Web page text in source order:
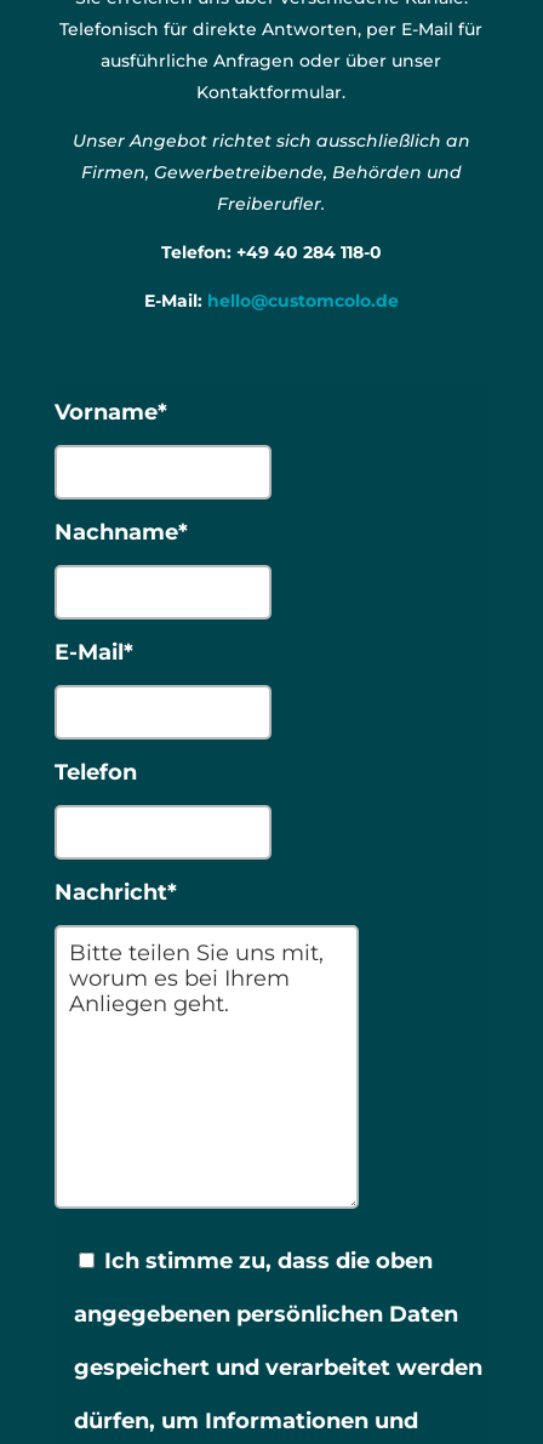
Telefonisch für direkte Antworten, per E-Mail für
ausführliche Anfragen oder über unser
Kontaktformular.
Unser Angebot richtet sich ausschließlich an
Firmen, Gewerbetreibende, Behörden und
Freiberufler.
Telefon: +49 40 284 118-0
E-Mail: hello@customcolo.de
Vorname*
Nachname*
E-Mail*
Telefon
Nachricht*
Ich stimme zu, dass die oben
angegebenen persönlichen Daten
gespeichert und verarbeitet werden
dürfen, um Informationen und